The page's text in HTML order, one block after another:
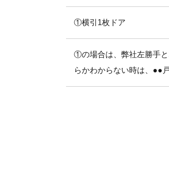
①横引1枚ドア
①の場合は、弊社左勝手
らかわからない時は、●●